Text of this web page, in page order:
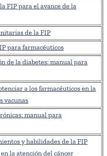
FIP para el avance de la
de la FIP
para farmacéuticos
de la diabetes: manual para
a los farmacéuticos en la
vacunas
manual para
y habilidades de la FIP
la atención del cáncer